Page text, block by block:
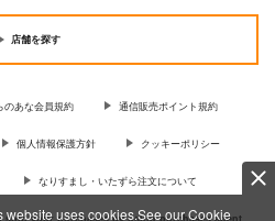
website uses cookies.See our Cookie
店舗を探す
のあな会員規約 通信販売ポイント規約
個人情報保護方針 クッキーポリシー
なりすまし・いたずら注文について
ship your purchases by using purchases agent